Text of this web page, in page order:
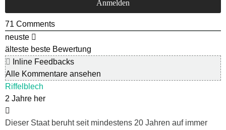
71 Comments
neuste
älteste beste Bewertung
Inline Feedbacks
Alle Kommentare ansehen
Riffelblech
2 Jahre her
Dieser Staat beruht seit mindestens 20 Jahren auf immer